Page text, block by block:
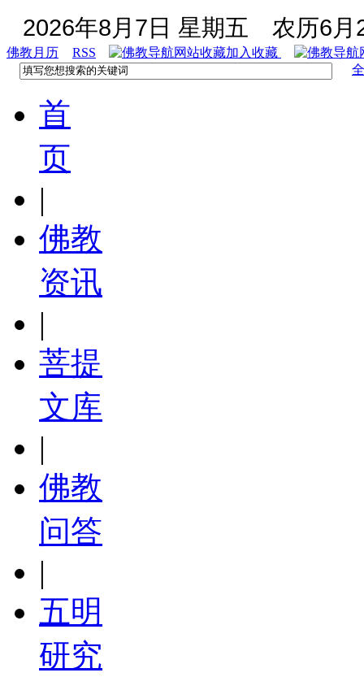
2026年8月7日 星期五 农历6月
佛教月历 RSS
加入收藏
首
页
|
佛教
资讯
|
菩提
文库
|
佛教
问答
|
五明
研究